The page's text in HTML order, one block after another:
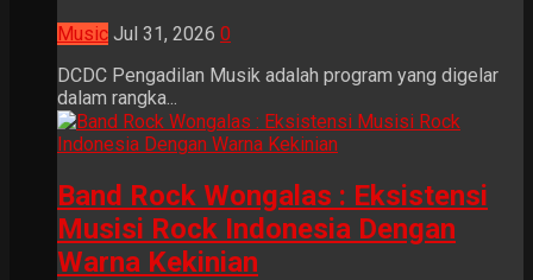
Music Jul 31, 2026 0
DCDC Pengadilan Musik adalah program yang digelar
dalam rangka...
Band Rock Wongalas : Eksistensi
Musisi Rock Indonesia Dengan
Warna Kekinian